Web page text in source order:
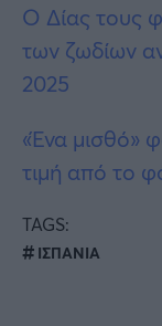
Ο Δίας τους
των ζωδίων
2025
«Ένα μισθό»
τιμή από το
TAGS:
ΙΣΠΑΝΙΑ